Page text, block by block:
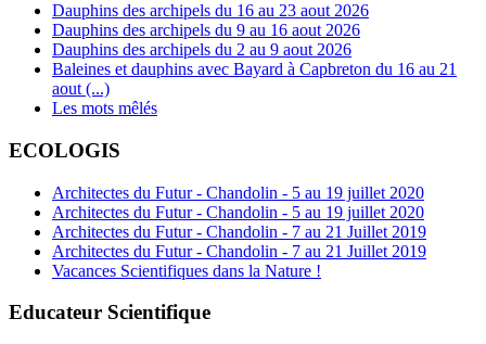
Dauphins des archipels du 16 au 23 aout 2026
Dauphins des archipels du 9 au 16 aout 2026
Dauphins des archipels du 2 au 9 aout 2026
Baleines et dauphins avec Bayard à Capbreton du 16 au 21
aout (...)
Les mots mêlés
ECOLOGIS
Architectes du Futur - Chandolin - 5 au 19 juillet 2020
Architectes du Futur - Chandolin - 5 au 19 juillet 2020
Architectes du Futur - Chandolin - 7 au 21 Juillet 2019
Architectes du Futur - Chandolin - 7 au 21 Juillet 2019
Vacances Scientifiques dans la Nature !
Educateur Scientifique